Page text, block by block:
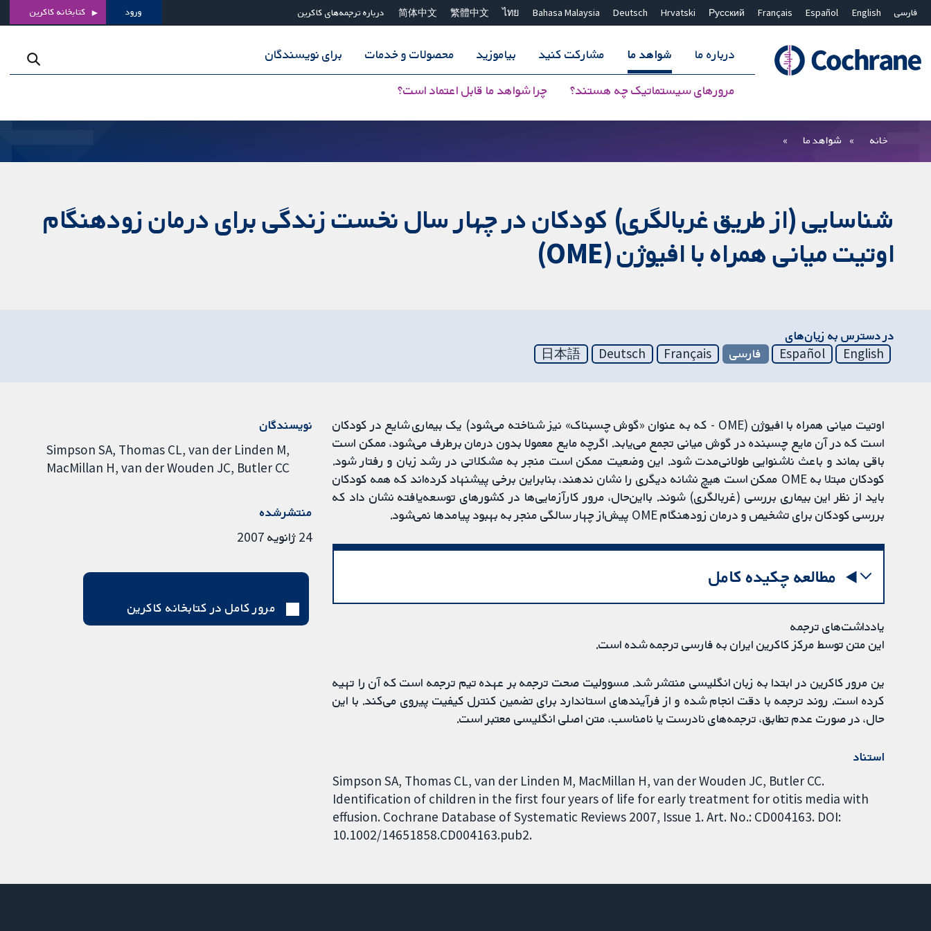
فارسی English
Español
Français
Русский
Hrvatski
Deutsch
Bahasa Malaysia
ไทย
繁體中文
简体中文 درباره ترجمه‌های کاکرین ورود کتابخانه کاکرین
درباره ما شواهد ما
مرورهای سیستماتیک چه هستند؟ چرا شواهد ما قابل اعتماد است؟
مشارکت کنید بیاموزید محصولات و خدمات برای نویسندگان
بستن جستجو ✖
خانه شواهد ما
شناسایی (از طریق غربالگری) کودکان در چهار سال نخست زندگی برای درمان زودهنگام
اوتیت میانی همراه با افیوژن (OME)
در دسترس به زیان‌های
English
Español فارسی Français
Deutsch
日本語
اوتیت میانی همراه با افیوژن (OME - که به عنوان «گوش چسبناک» نیز شناخته می‌شود) یک بیماری شایع در کودکان
است که در آن مایع چسبنده در گوش میانی تجمع می‌یابد. اگرچه مایع معمولا بدون درمان برطرف می‌شود، ممکن است
باقی بماند و باعث ناشنوایی طولانی‌مدت شود. این وضعیت ممکن است منجر به مشکلاتی در رشد زبان و رفتار شود.
کودکان مبتلا به OME ممکن است هیچ نشانه دیگری را نشان ندهند، بنابراین برخی پیشنهاد کرده‌اند که همه کودکان
باید از نظر این بیماری بررسی (غربالگری) شوند. بااین‌حال، مرور کارآزمایی‌ها در کشورهای توسعه‌یافته نشان داد که
بررسی کودکان برای تشخیص و درمان زودهنگام OME پیش‌از چهار سالگی منجر به بهبود پیامدها نمی‌شود.
مطالعه چکیده کامل
یادداشت‌های ترجمه
این متن توسط مرکز کاکرین ایران به فارسی ترجمه شده است.
ین مرور کاکرین در ابتدا به زبان انگلیسی منتشر شد. مسوولیت صحت ترجمه بر عهده تیم ترجمه است که آن را تهیه
کرده است. روند ترجمه با دقت انجام شده و از فرآیندهای استاندارد برای تضمین کنترل کیفیت پیروی می‌کند. با این
حال، در صورت عدم تطابق، ترجمه‌های نادرست یا نامناسب، متن اصلی انگلیسی معتبر است.
استناد
Simpson SA, Thomas CL, van der Linden M, MacMillan H, van der Wouden JC, Butler CC.
Identification of children in the first four years of life for early treatment for otitis media with
effusion. Cochrane Database of Systematic Reviews 2007, Issue 1. Art. No.: CD004163. DOI:
10.1002/14651858.CD004163.pub2.
نویسندگان
Simpson SA Thomas CL van der Linden M
MacMillan H van der Wouden JC Butler CC
منتشرشده
24 ژانویه 2007
مرور کامل در کتابخانه کاکرین